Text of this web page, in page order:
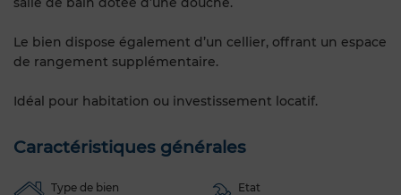
Le bien dispose également d’un cellier, offrant un espace
de rangement supplémentaire.
Idéal pour habitation ou investissement locatif.
Caractéristiques générales
Type de bien Etat